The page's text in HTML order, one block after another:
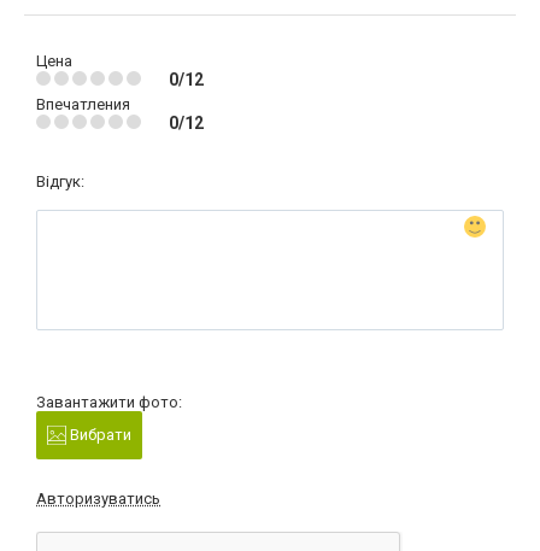
Цена
0/12
Впечатления
0/12
Відгук:
Завантажити фото:
Вибрати
Авторизуватись